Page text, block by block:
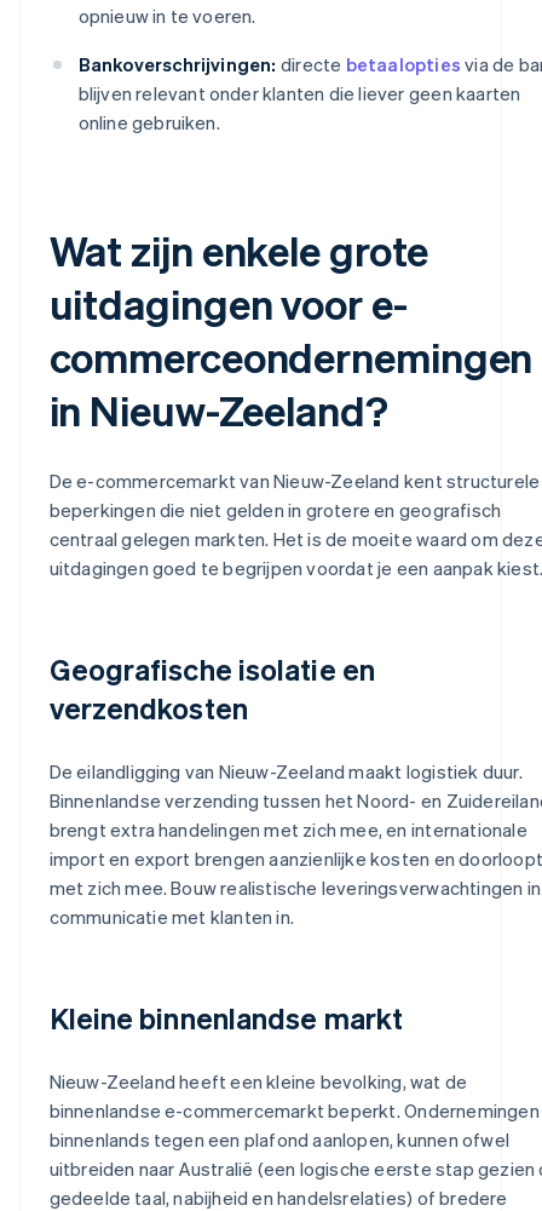
opnieuw in te voeren.
Bankoverschrijvingen: directe betaalopties via de
blijven relevant onder klanten die liever geen kaarten
online gebruiken.
Wat zijn enkele grote
uitdagingen voor e-
commerceondernemingen
in Nieuw-Zeeland?
De e-commercemarkt van Nieuw-Zeeland kent structurele
beperkingen die niet gelden in grotere en geografisch
centraal gelegen markten. Het is de moeite waard om
uitdagingen goed te begrijpen voordat je een aanpak
Geografische isolatie en
verzendkosten
De eilandligging van Nieuw-Zeeland maakt logistiek duur.
Binnenlandse verzending tussen het Noord- en
brengt extra handelingen met zich mee, en internationale
import en export brengen aanzienlijke kosten en
met zich mee. Bouw realistische leveringsverwachtingen
communicatie met klanten in.
Kleine binnenlandse markt
Nieuw-Zeeland heeft een kleine bevolking, wat de
binnenlandse e-commercemarkt beperkt.
binnenlands tegen een plafond aanlopen, kunnen ofwel
uitbreiden naar Australië (een logische eerste stap gezien
gedeelde taal, nabijheid en handelsrelaties) of bredere